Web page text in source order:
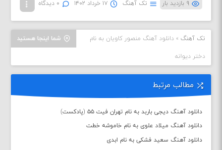
۹ بازدید بار تک آهنگ ۱۷ خرداد ۱۴۰۲ ۰ دیدگاه
شما اینجا هستید تک آهنگ »دانلود آهنگ منصور کاویان به نام
دختر دیوانه
مطالب مرتبط
دانلود آهنگ دیجی باربد به نام تهران فیت ۵۵ (پادکست)
دانلود آهنگ میلاد علوی به نام خاموشه خطت
دانلود آهنگ سعید فشکی به نام ابدی